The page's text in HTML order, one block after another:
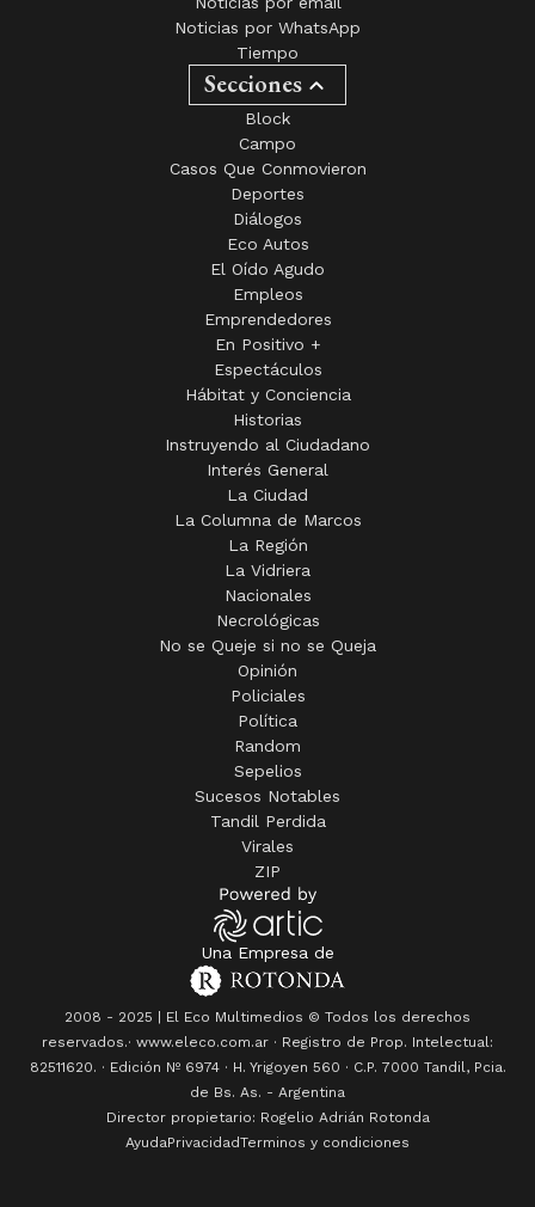
Block
Campo
Casos Que Conmovieron
Deportes
Diálogos
Eco Autos
El Oído Agudo
Empleos
Emprendedores
En Positivo +
Espectáculos
Hábitat y Conciencia
Historias
Instruyendo al Ciudadano
Interés General
La Ciudad
La Columna de Marcos
La Región
La Vidriera
Nacionales
Necrológicas
No se Queje si no se Queja
Opinión
Policiales
Política
Random
Sepelios
Sucesos Notables
Tandil Perdida
Virales
ZIP
Una Empresa de
2008 - 2025 | El Eco Multimedios © Todos los derechos
reservados.· www.eleco.com.ar · Registro de Prop. Intelectual:
6974· H. Yrigoyen 560 · C.P. 7000 Tandil, Pcia.
de Bs. As. - Argentina
Director propietario: Rogelio Adrián Rotonda
Privacidad Terminos y condiciones